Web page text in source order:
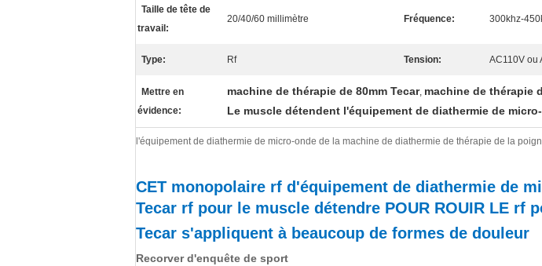
Taille de tête de
travail:
20/40/60 millimètre Fréquence: 300khz-
Type: Rf Tension: AC110V ou
Mettre en
évidence:
machine de thérapie de 80mm Tecar, machine de thérapie
Le muscle détendent l'équipement de diathermie de
l'équipement de diathermie de micro-onde de la machine de diathermie de thérapie de la
CET monopolaire rf d'équipement de diathermie de
Tecar rf pour le muscle détendre POUR ROUIR LE rf
Tecar s'appliquent à beaucoup de formes de douleur
Recorver d'enquête de sport